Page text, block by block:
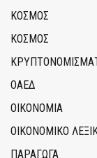
ΚΟΣΜΟΣ
ΚΟΣΜΟΣ
ΟΑΕΔ
ΟΙΚΟΝΟΜΙΑ
ΟΙΚΟΝΟΜΙΚΟ
ΠΑΡΑΓΩΓΑ